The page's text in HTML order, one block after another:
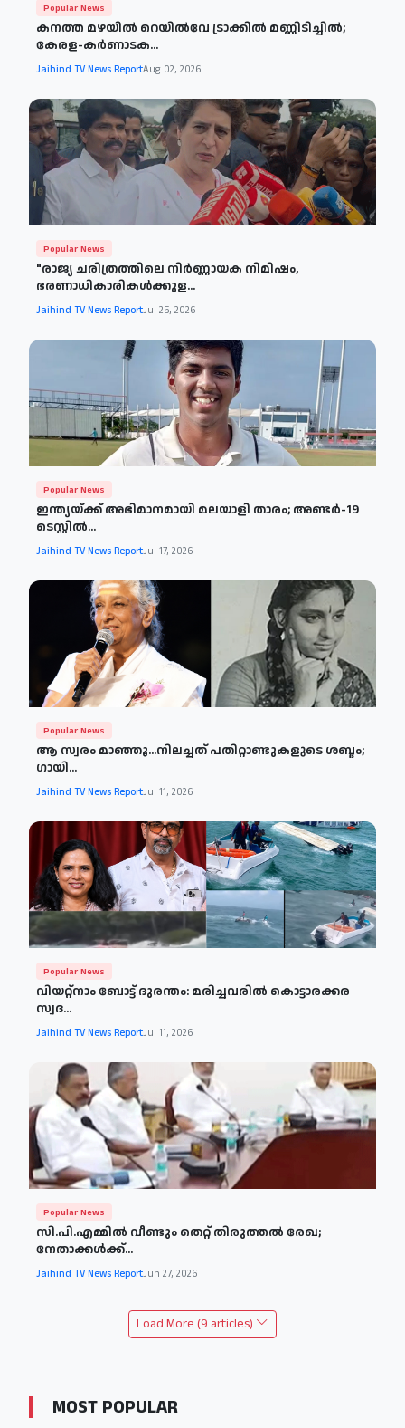
Popular News
കനത്ത മഴയിൽ റെയിൽവേ ട്രാക്കിൽ മണ്ണിടിച്ചിൽ;
കേരള-കർണാടക...
Jaihind TV News ReportAug 02, 2026
Popular News
"രാജ്യ ചരിത്രത്തിലെ നിർണ്ണായക നിമിഷം,
ഭരണാധികാരികൾക്കുള...
Jaihind TV News ReportJul 25, 2026
Popular News
ഇന്ത്യയ്ക്ക് അഭിമാനമായി മലയാളി താരം; അണ്ടർ-19
ടെസ്റ്റിൽ...
Jaihind TV News ReportJul 17, 2026
Popular News
ആ സ്വരം മാഞ്ഞൂ...നിലച്ചത് പതിറ്റാണ്ടുകളുടെ ശബ്ദം; ​
ഗായി...
Jaihind TV News ReportJul 11, 2026
Popular News
വിയറ്റ്‌നാം ബോട്ട് ദുരന്തം: മരിച്ചവരിൽ കൊട്ടാരക്കര
സ്വദ...
Jaihind TV News ReportJul 11, 2026
Popular News
സി.പി.എമ്മിൽ വീണ്ടും തെറ്റ് തിരുത്തൽ രേഖ;
നേതാക്കൾക്ക്...
Jaihind TV News ReportJun 27, 2026
Load More (9 articles)
MOST POPULAR